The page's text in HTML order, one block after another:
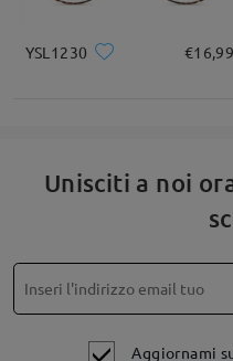
YSL1230 €16,99
Unisciti a noi
Aggiornami